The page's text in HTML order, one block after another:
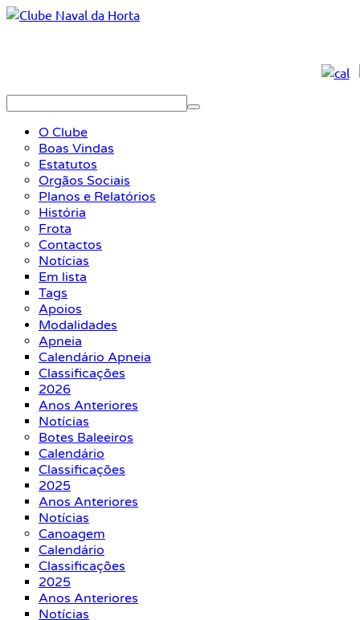
O Clube
Boas Vindas
Estatutos
Orgãos Sociais
Planos e Relatórios
História
Frota
Contactos
Notícias
Em lista
Tags
Apoios
Modalidades
Apneia
Calendário Apneia
Classificações
2026
Anos Anteriores
Notícias
Botes Baleeiros
Calendário
Classificações
2025
Anos Anteriores
Notícias
Canoagem
Calendário
Classificações
2025
Anos Anteriores
Notícias